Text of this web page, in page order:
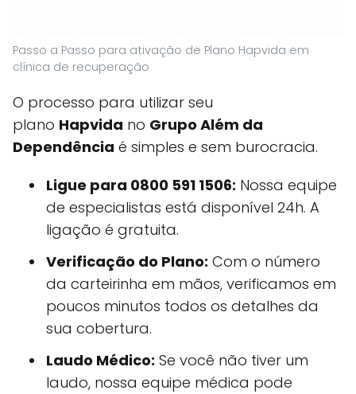
Passo a Passo para ativação de Plano Hapvida em
clínica de recuperação
O processo para utilizar seu
plano Hapvida no Grupo Além da
Dependência é simples e sem burocracia.
Ligue para 0800 591 1506: Nossa equipe
de especialistas está disponível 24h. A
ligação é gratuita.
Verificação do Plano: Com o número
da carteirinha em mãos, verificamos em
poucos minutos todos os detalhes da
sua cobertura.
Laudo Médico: Se você não tiver um
laudo, nossa equipe médica pode